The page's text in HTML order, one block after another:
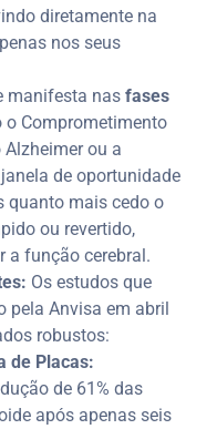
diretamente na
nos seus
manifesta nasfases
o Comprometimento
Alzheimer ou a
de oportunidade
quanto mais cedo o
ou revertido,
a função cerebral.
Os estudos que
pela Anvisa em abril
robustos:
de Placas:
de 61% das
após apenas seis